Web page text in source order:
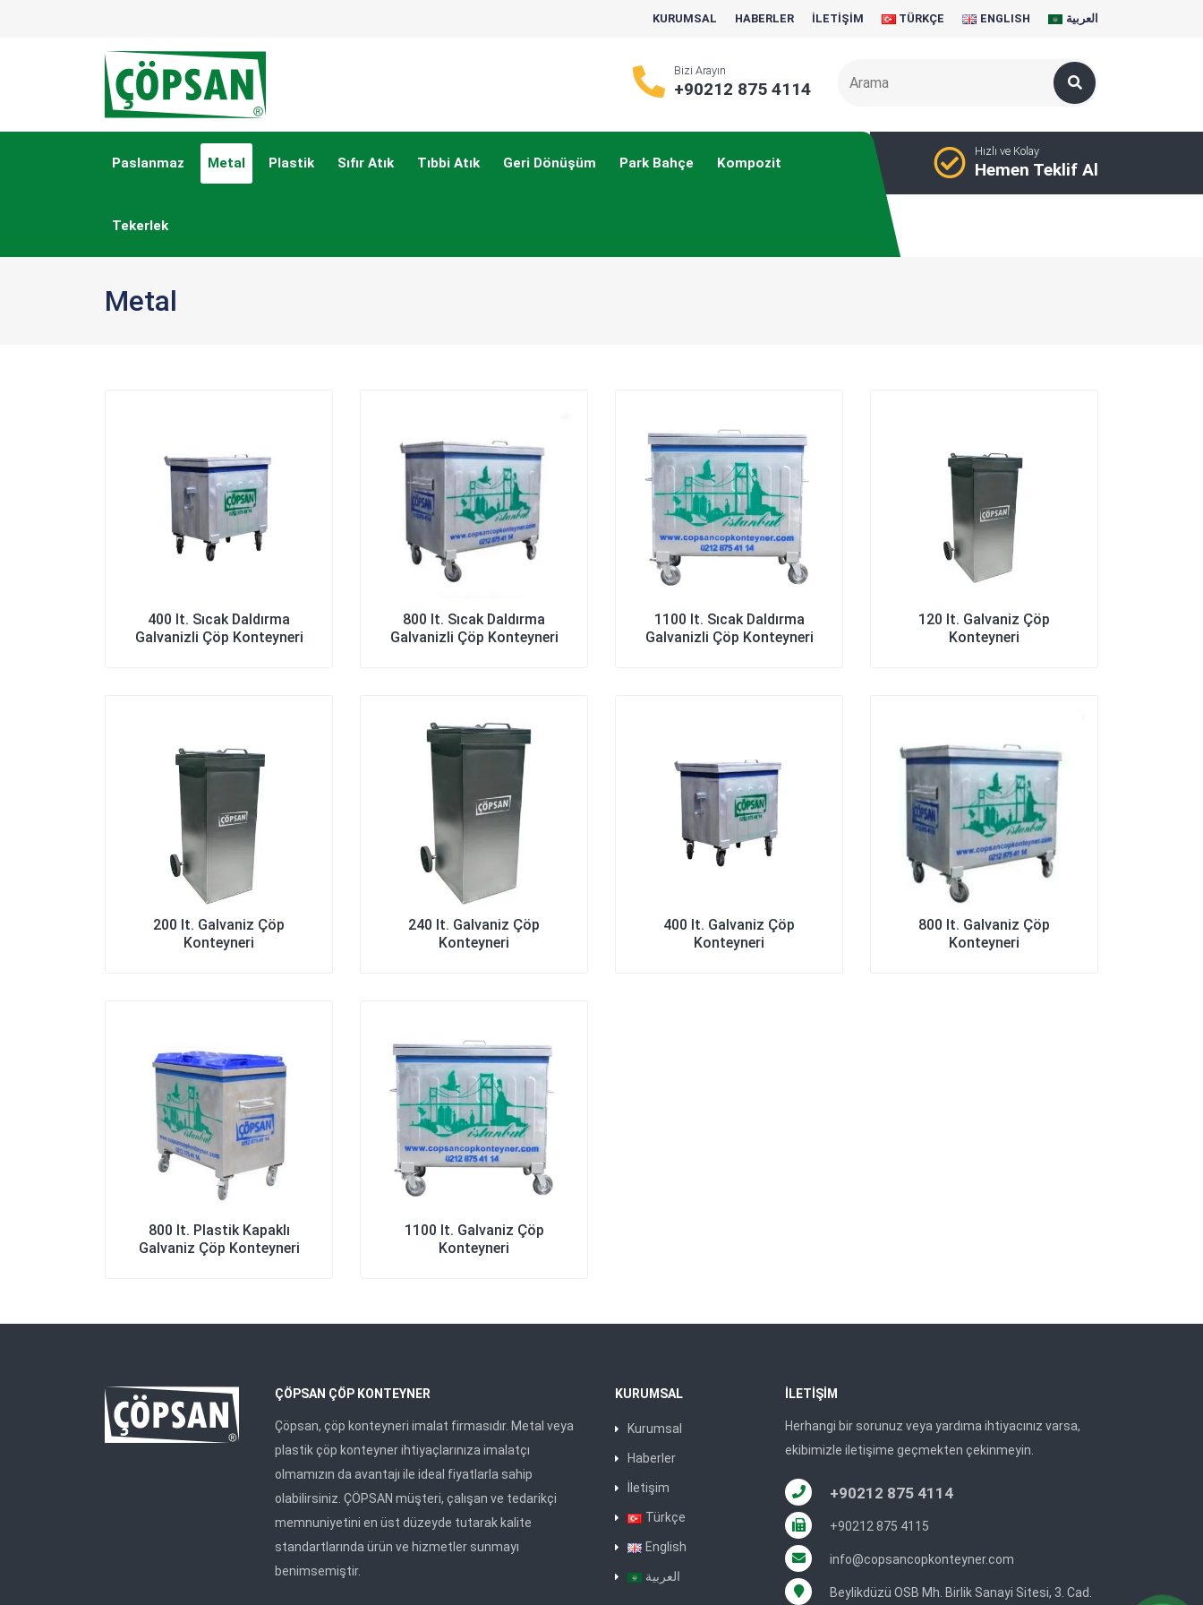
KURUMSAL HABERLER İLETIŞIM TÜRKÇE ENGLISH العربية
Bizi Arayın
+90212 875 4114
Paslanmaz Metal Plastik Sıfır Atık Tıbbi Atık Geri Dönüşüm Park Bahçe Kompozit
Tekerlek
Hızlı ve Kolay
Hemen Teklif Al
Metal
400 lt. Sıcak Daldırma
Galvanizli Çöp Konteyneri
800 lt. Sıcak Daldırma
Galvanizli Çöp Konteyneri
1100 lt. Sıcak Daldırma
Galvanizli Çöp Konteyneri
120 lt. Galvaniz Çöp
Konteyneri
200 lt. Galvaniz Çöp
Konteyneri
240 lt. Galvaniz Çöp
Konteyneri
400 lt. Galvaniz Çöp
Konteyneri
800 lt. Galvaniz Çöp
Konteyneri
800 lt. Plastik Kapaklı
Galvaniz Çöp Konteyneri
1100 lt. Galvaniz Çöp
Konteyneri
ÇÖPSAN ÇÖP KONTEYNER
Çöpsan, çöp konteyneri imalat firmasıdır. Metal veya
plastik çöp konteyner ihtiyaçlarınıza imalatçı
olmamızın da avantajı ile ideal fiyatlarla sahip
olabilirsiniz. ÇÖPSAN müşteri, çalışan ve tedarikçi
memnuniyetini en üst düzeyde tutarak kalite
standartlarında ürün ve hizmetler sunmayı
benimsemiştir.
KURUMSAL
Kurumsal
Haberler
İletişim
Türkçe
English
العربية
İLETIŞIM
Herhangi bir sorunuz veya yardıma ihtiyacınız varsa,
ekibimizle iletişime geçmekten çekinmeyin.
+90212 875 4114
+90212 875 4115
info@copsancopkonteyner.com
Beylikdüzü OSB Mh. Birlik Sanayi Sitesi, 3. Cad.